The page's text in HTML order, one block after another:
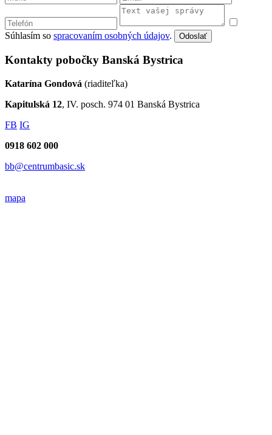
Súhlasím so spracovaním osobných údajov. Odoslať
Kontakty pobočky Banská Bystrica
Katarína Gondová (riaditeľka)
Kapitulská 12, IV. posch. 974 01 Banská Bystrica
FB IG
0918 602 000
bb@centrumbasic.sk
mapa